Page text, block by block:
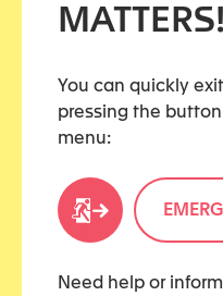
MATTERS!
You can quickly
pressing the
menu:
Need help or
les relations
– De leur ouvrir des
delà de leur domaine
Share this resource